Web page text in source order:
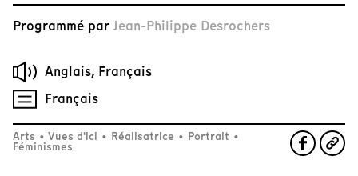
Programmé par Jean-Philippe Desrochers
Anglais, Français
Français
Arts • Vues d'ici • Réalisatrice • Portrait •
Féminismes